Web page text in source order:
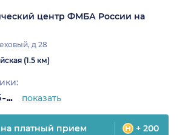
центр ФМБА России на
д 28
(1.5 км)
+7 (495) 085-25-03 показать
платный прием + 200